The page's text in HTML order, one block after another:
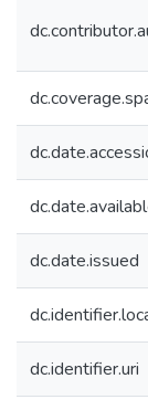
dc.date.issued
dc.identifier.uri